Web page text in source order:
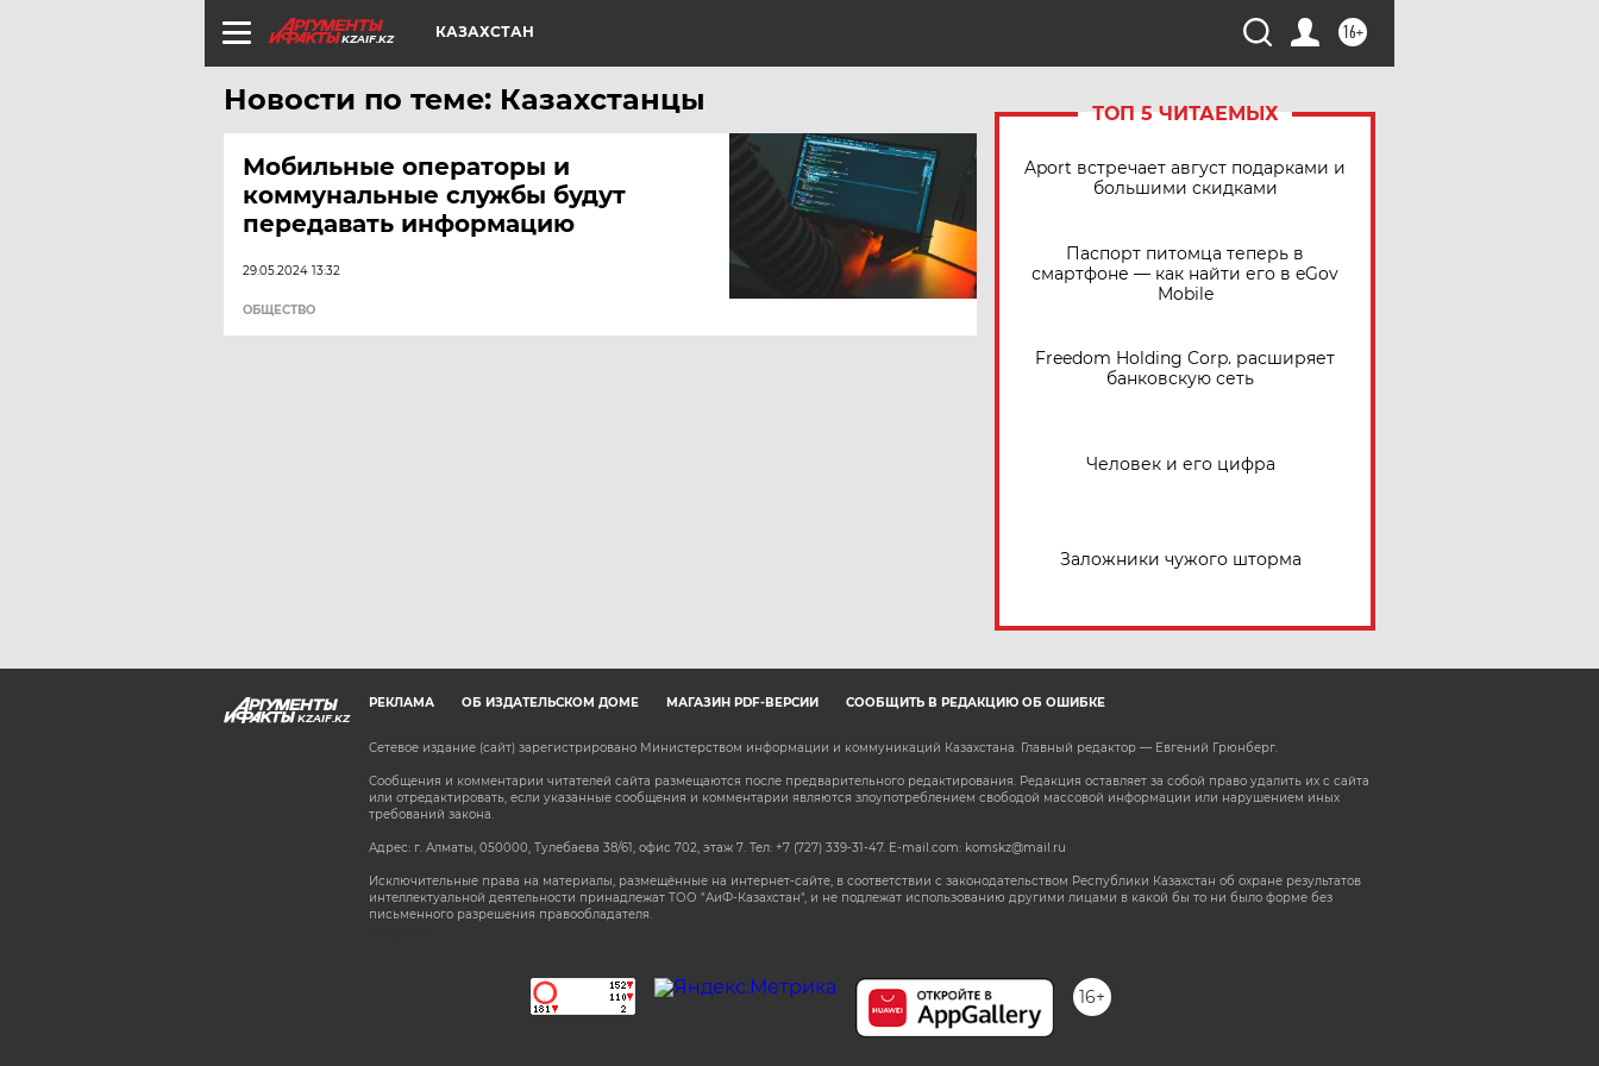
KZAIF.KZ 16+
КАЗАХСТАН
Новости по теме: Казахстанцы
Мобильные операторы и
коммунальные службы будут
передавать информацию
29.05.2024 13:32
ОБЩЕСТВО
ТОП 5 ЧИТАЕМЫХ
Aport встречает август подарками и
большими скидками
Паспорт питомца теперь в
смартфоне — как найти его в eGov
Mobile
Freedom Holding Corp. расширяет
банковскую сеть
Человек и его цифра
Заложники чужого шторма
KZAIF.KZ
РЕКЛАМА ОБ ИЗДАТЕЛЬСКОМ ДОМЕ МАГАЗИН PDF-ВЕРСИЙ СООБЩИТЬ В РЕДАКЦИЮ ОБ ОШИБКЕ
Сетевое издание (сайт) зарегистрировано Министерством информации и коммуникаций Казахстана. Главный редактор — Евгений Грюнберг.
Сообщения и комментарии читателей сайта размещаются после предварительного редактирования. Редакция оставляет за собой право удалить их с сайта
или отредактировать, если указанные сообщения и комментарии являются злоупотреблением свободой массовой информации или нарушением иных
требований закона.
Адрес: г. Алматы, 050000, Тулебаева 38/61, офис 702, этаж 7. Тел: +7 (727) 339-31-47. E-mail.com: komskz@mail.ru
Исключительные права на материалы, размещённые на интернет-сайте, в соответствии с законодательством Республики Казахстан об охране результатов
интеллектуальной деятельности принадлежат ТОО "АиФ-Казахстан", и не подлежат использованию другими лицами в какой бы то ни было форме без
письменного разрешения правообладателя.
16+